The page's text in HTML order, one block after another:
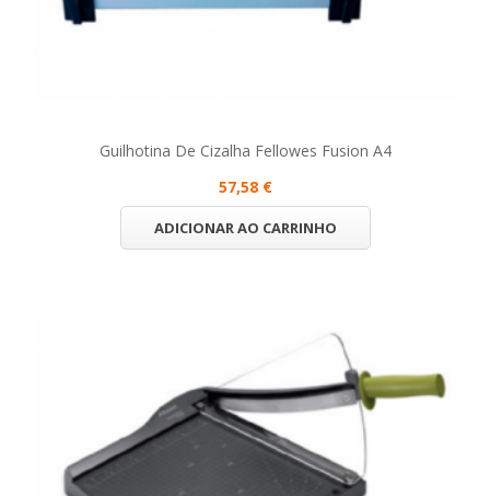
Guilhotina De Cizalha Fellowes Fusion A4
57,58 €
ADICIONAR AO CARRINHO